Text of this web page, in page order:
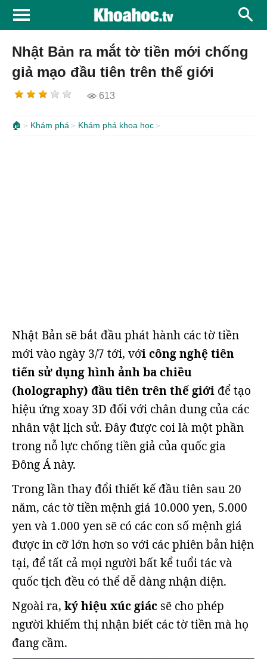
Nhật Bản ra mắt tờ tiền mới chống
giả mạo đầu tiên trên thế giới
613
🏠 Khám phá Khám phá khoa học
Nhật Bản sẽ bắt đầu phát hành các tờ tiền
mới vào ngày 3/7 tới, với công nghệ tiên
tiến sử dụng hình ảnh ba chiều
(holography) đầu tiên trên thế giới để tạo
hiệu ứng xoay 3D đối với chân dung của các
nhân vật lịch sử. Đây được coi là một phần
trong nỗ lực chống tiền giả của quốc gia
Đông Á này.
Trong lần thay đổi thiết kế đầu tiên sau 20
năm, các tờ tiền mệnh giá 10.000 yen, 5.000
yen và 1.000 yen sẽ có các con số mệnh giá
được in cỡ lớn hơn so với các phiên bản hiện
tại, để tất cả mọi người bất kể tuổi tác và
quốc tịch đều có thể dễ dàng nhận diện.
Ngoài ra, ký hiệu xúc giác sẽ cho phép
người khiếm thị nhận biết các tờ tiền mà họ
đang cầm.